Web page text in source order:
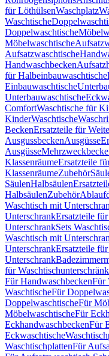
für LöthülsenWaschplatz
Waschtische
Doppelwaschtische
Möbelwaschtische
Aufsatzwaschtische
Handwaschbecken
für Halbeinbauwaschtische
Einbauwaschtische
Unterbauwaschtische
ComfortWaschtische für
KinderWaschtische
BeckenErsatzteile für
AusgussbeckenAusgüsse
Ausgüsse
KlassenräumeErsatzteile
KlassenräumeZubehör
SäulenHalbsäulen
HalbsäulenZubehör
Waschtisch mit
UnterschrankErsatzteile
UnterschrankSets
Waschtisch mit
UnterschrankErsatzteile
Unterschrank
für
Für HandwaschbeckenFür
WaschtischeFür
DoppelwaschtischeFür
MöbelwaschtischeFür
EckhandwaschbeckenFür
Eckwaschtische
WaschtischplattenFür